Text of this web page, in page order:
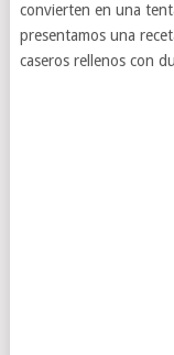
convierten en una
presentamos una
caseros rellenos con